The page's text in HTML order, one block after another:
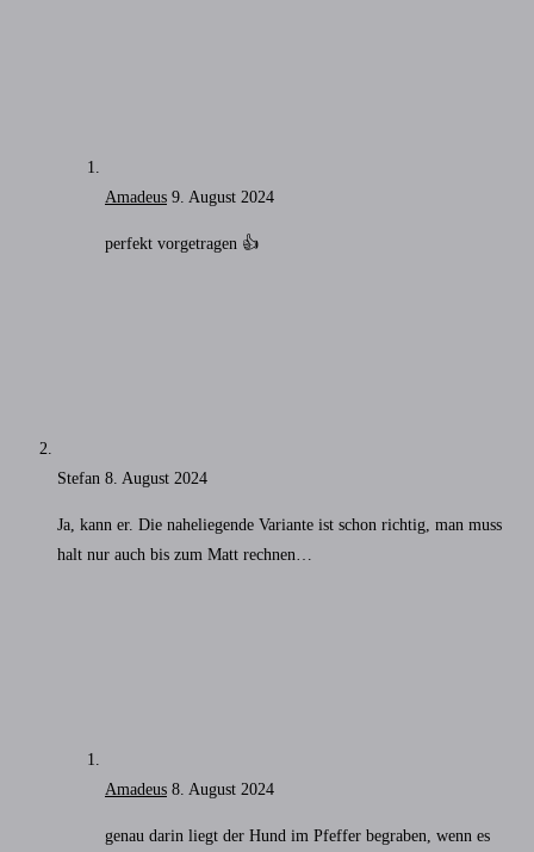
Amadeus 9. August 2024
perfekt vorgetragen 👍
Stefan 8. August 2024
Ja, kann er. Die naheliegende Variante ist schon richtig, man muss
halt nur auch bis zum Matt rechnen…
Amadeus 8. August 2024
genau darin liegt der Hund im Pfeffer begraben, wenn es